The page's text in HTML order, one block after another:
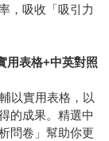
，吸收「吸引力
用表格+中英對照
以實用表格，以
的成果。精選中
問卷」幫助你更